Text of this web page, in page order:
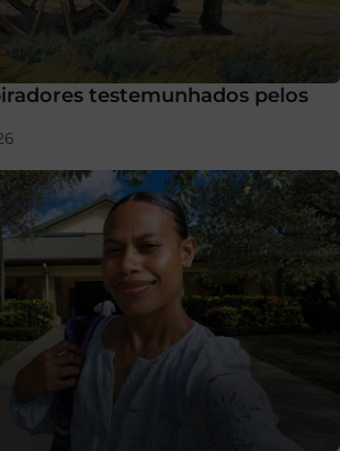
testemunhados pelos